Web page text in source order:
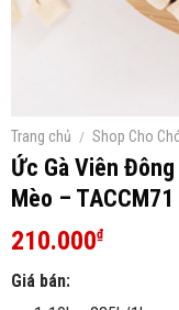
Trang chủ / Shop Cho
Ức Gà Viên
Mèo – TACCM71
210.000₫
Giá bán: